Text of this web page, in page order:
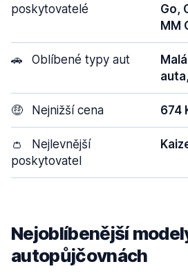
poskytovatelé
Go,
MM
🚗 Oblíbené typy aut
🤑 Nejnižší cena 674
👛
Nejlevnější
poskytovatel
Nejoblíbenější
autopůjčovnách